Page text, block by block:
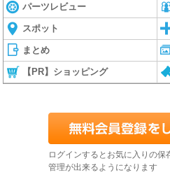
パーツレビュー
スポット
まとめ
【PR】ショッピング
ログインするとお気に入りの保
管理が出来るようになります